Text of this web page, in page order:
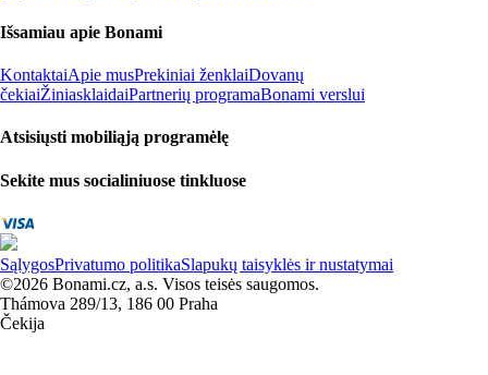
Išsamiau apie Bonami
KontaktaiApie musPrekiniai ženklaiDovanų
čekiaiŽiniasklaidaiPartnerių programaBonami verslui
Atsisiųsti mobiliąją programėlę
Sekite mus socialiniuose tinkluose
SąlygosPrivatumo politikaSlapukų taisyklės ir nustatymai
©2026 Bonami.cz, a.s. Visos teisės saugomos.
Thámova 289/13, 186 00 Praha
Čekija